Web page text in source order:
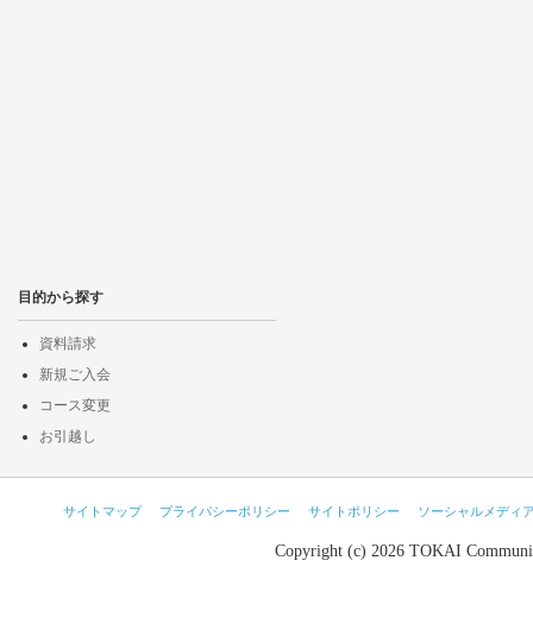
目的から探す
資料請求
新規ご入会
コース変更
お引越し
サイトマップ プライバシーポリシー サイトポリシー ソーシャルメディ
Copyright (c) 2026 TOKAI